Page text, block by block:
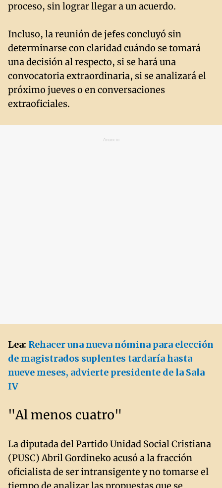
proceso, sin lograr llegar a un acuerdo.
Incluso, la reunión de jefes concluyó sin
determinarse con claridad cuándo se tomará
una decisión al respecto, si se hará una
convocatoria extraordinaria, si se analizará el
próximo jueves o en conversaciones
extraoficiales.
Anuncio
Lea: Rehacer una nueva nómina para elección
de magistrados suplentes tardaría hasta
nueve meses, advierte presidente de la Sala
IV
"Al menos cuatro"
La diputada del Partido Unidad Social Cristiana
(PUSC) Abril Gordineko acusó a la fracción
oficialista de ser intransigente y no tomarse el